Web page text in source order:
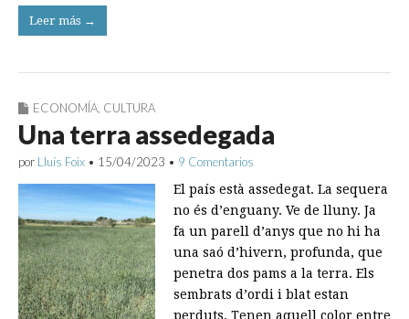
Leer más →
ECONOMÍA CULTURA
Una terra assedegada
por Lluís Foix • 15/04/2023 • 9 Comentarios
El país està assedegat. La sequera
no és d’enguany. Ve de lluny. Ja
fa un parell d’anys que no hi ha
una saó d’hivern, profunda, que
penetra dos pams a la terra. Els
sembrats d’ordi i blat estan
perduts. Tenen aquell color entre